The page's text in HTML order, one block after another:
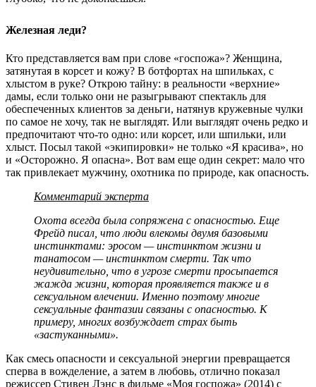
Железная леди?
Кто представляется вам при слове «госпожа»? Женщина,
затянутая в корсет и кожу? В ботфортах на шпильках, с
хлыстом в руке? Открою тайну: в реальности «верхние»
дамы, если только они не разыгрывают спектакль для
обеспеченных клиентов за деньги, натянув кружевные чулки
по самое не хочу, так не выглядят. Или выглядят очень редко и
предпочитают что-то одно: или корсет, или шпильки, или
хлыст. Посыл такой «экипировки» не только «Я красива», но
и «Осторожно. Я опасна». Вот вам еще один секрет: мало что
так привлекает мужчину, охотника по природе, как опасность.
Комментарий эксперта
Охота всегда была сопряжена с опасностью. Еще
Фрейд писал, что люди влекомы двумя базовыми
инстинктами: эросом — инстинктом жизни и
танатосом — инстинктом смерти. Так что
неудивительно, что в угрозе смерти просыпается
жажда жизни, которая проявляется также и в
сексуальном влечении. Именно поэтому многие
сексуальные фантазии связаны с опасностью. К
примеру, многих возбуждает страх быть
«застуканными».
Как смесь опасности и сексуальной энергии превращается
сперва в вожделение, а затем в любовь, отлично показал
режиссер Стивен Лэнс в фильме «Моя госпожа» (2014) с